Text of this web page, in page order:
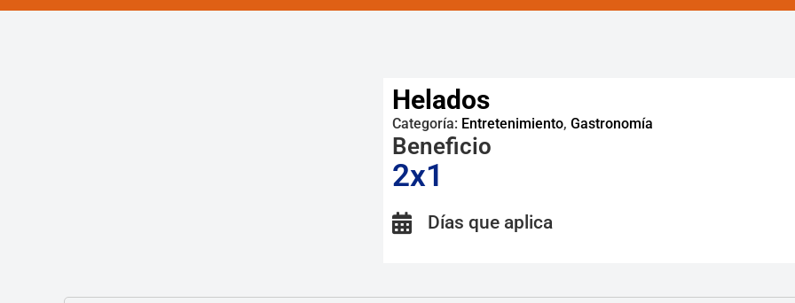
Helados
Categoría: Entretenimiento, Gastronomía
Beneficio
2x1
Días que aplica